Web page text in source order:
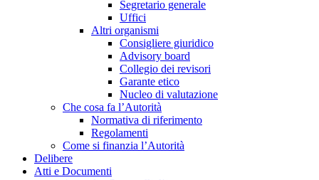
Segretario generale
Uffici
Altri organismi
Consigliere giuridico
Advisory board
Collegio dei revisori
Garante etico
Nucleo di valutazione
Che cosa fa l’Autorità
Normativa di riferimento
Regolamenti
Come si finanzia l’Autorità
Delibere
Atti e Documenti